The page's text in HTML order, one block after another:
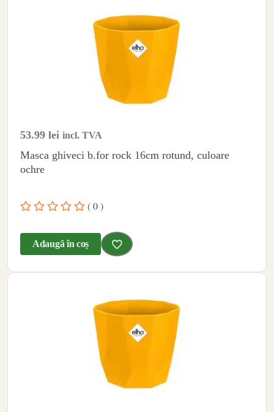
53.99 lei incl. TVA
Masca ghiveci b.for rock 16cm rotund, culoare
ochre
( 0 )
Adaugă în coș